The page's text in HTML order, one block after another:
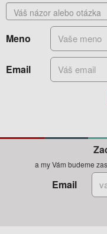
Meno
Email
a my Vám budeme
Email